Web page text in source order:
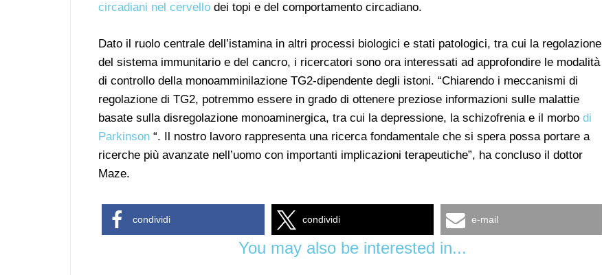
circadiani nel cervello dei topi e del comportamento circadiano.
Dato il ruolo centrale dell’istamina in altri processi biologici e stati patologici, tra cui la regolazione
del sistema immunitario e del cancro, i ricercatori sono ora interessati ad approfondire le modalità
di controllo della monoamminilazione TG2-dipendente degli istoni. “Chiarendo i meccanismi di
regolazione di TG2, potremmo essere in grado di ottenere preziose informazioni sulle malattie
basate sulla disregolazione monoaminergica, tra cui la depressione, la schizofrenia e il morbo di
Parkinson “. Il nostro lavoro rappresenta una ricerca fondamentale che si spera possa portare a
ricerche più avanzate nell’uomo con importanti implicazioni terapeutiche”, ha concluso il dottor
Maze.
condividi condividi e-mail
You may also be interested in...